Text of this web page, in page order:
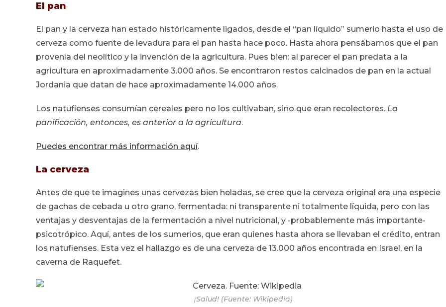
El pan
El pan y la cerveza han estado históricamente ligados, desde el “pan líquido” sumerio hasta el uso de
cerveza como fuente de levadura para el pan hasta hace poco. Hasta ahora pensábamos que el pan
provenía del neolítico y la invención de la agricultura. Pues bien: al parecer el pan predata a la
agricultura en aproximadamente 3.000 años. Se encontraron restos calcinados de pan en la actual
Jordania que datan de hace aproximadamente 14.000 años.
Los natufienses consumían cereales pero no los cultivaban, sino que eran recolectores. La
panificación, entonces, es anterior a la agricultura.
Puedes encontrar más información aquí.
La cerveza
Antes de que te imagines unas cervezas bien heladas, se cree que la cerveza original era una especie
de gachas de cebada u otro grano, fermentada: ni transparente ni totalmente líquida, pero con las
ventajas y desventajas de la fermentación a nivel nutricional, y -probablemente más importante-
psicotrópico. Aquí, antes de los sumerios, que eran quienes hasta ahora se llevaban el crédito, entran
los natufienses. Esta vez el hallazgo es de una cerveza de 13.000 años encontrada en Israel, en la
caverna de Raquefet.
¡Salud! (Fuente: Wikipedia)